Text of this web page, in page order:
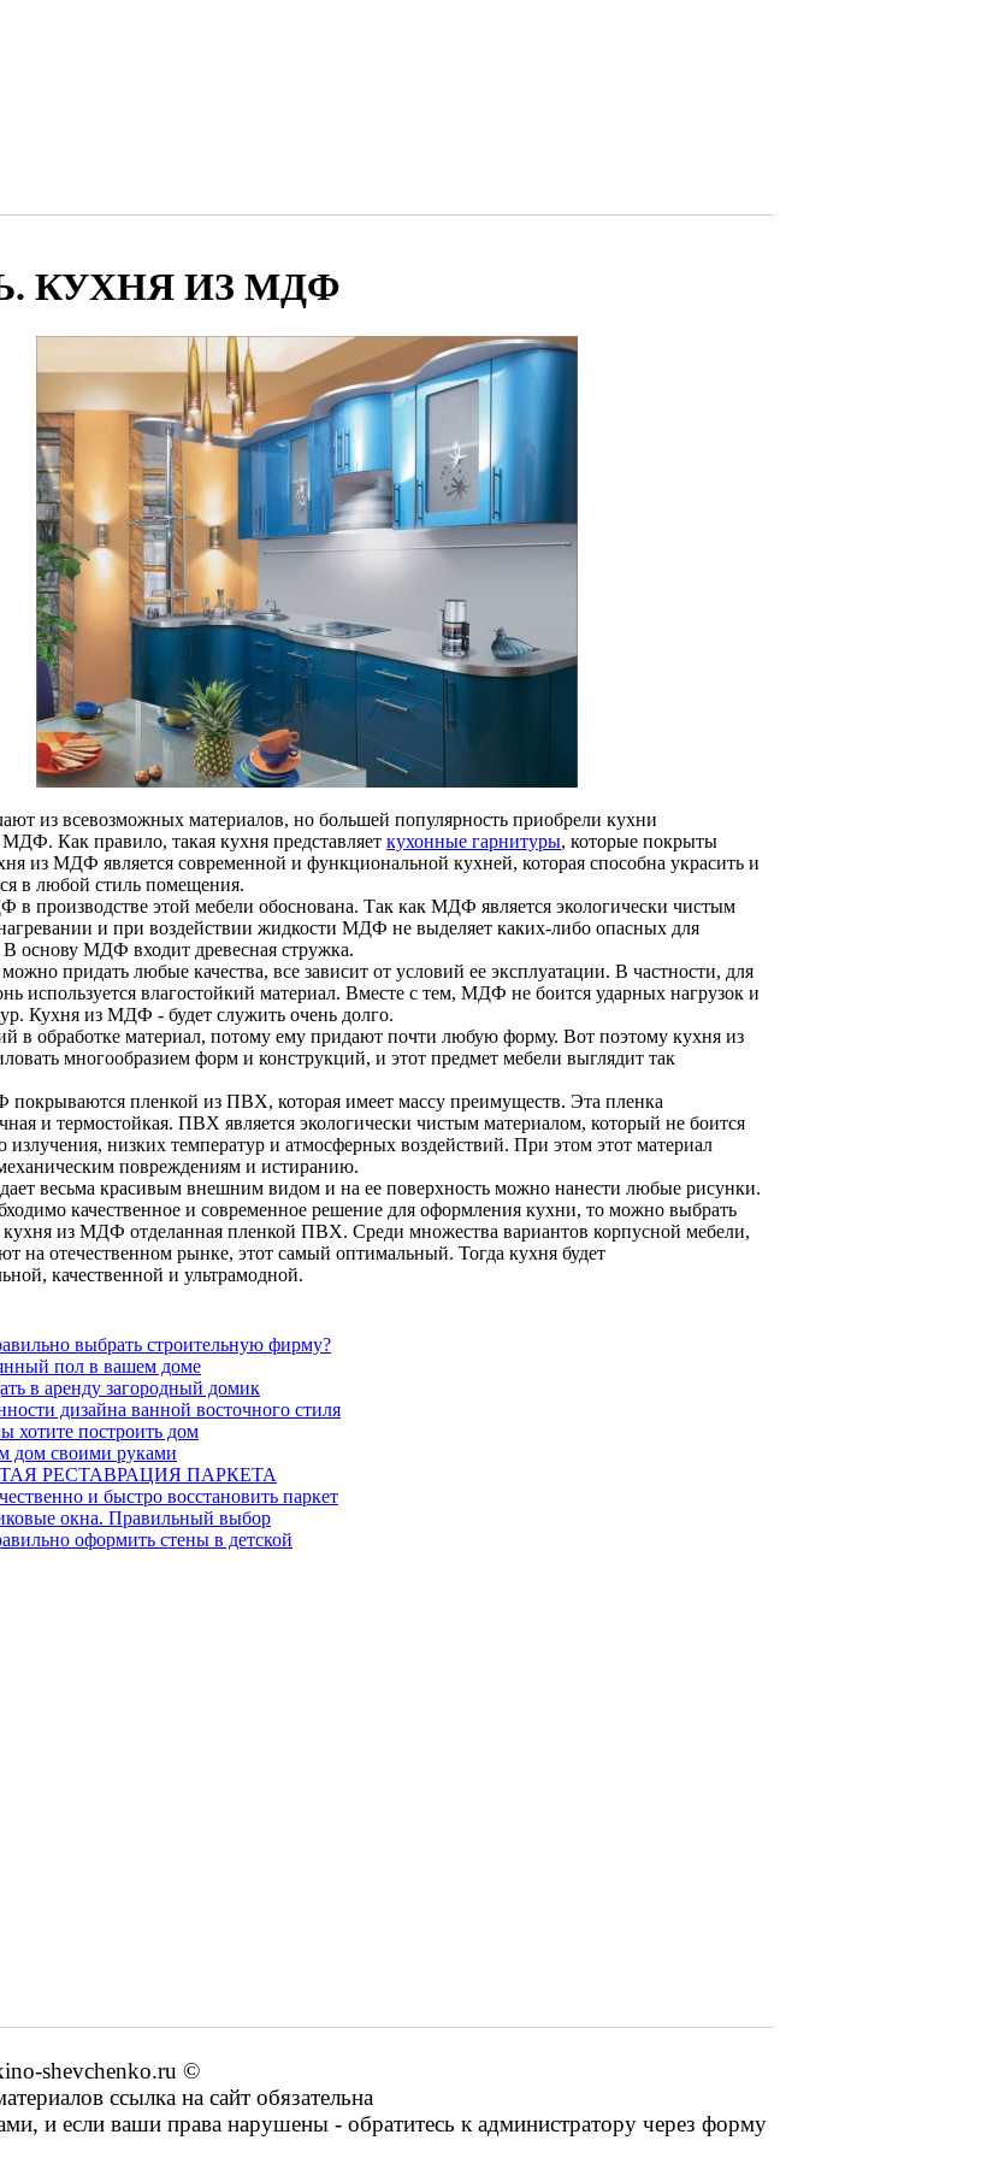
КУХНЯ ИЗ МДФ
из всевозможных материалов, но большей популярность приобрели кухни
Как правило, такая кухня представляет кухонные гарнитуры, которые покрыты
из МДФ является современной и функциональной кухней, которая способна украсить и
в любой стиль помещения.
в производстве этой мебели обоснована. Так как МДФ является экологически чистым
и при воздействии жидкости МДФ не выделяет каких-либо опасных для
В основу МДФ входит древесная стружка.
придать любые качества, все зависит от условий ее эксплуатации. В частности, для
используется влагостойкий материал. Вместе с тем, МДФ не боится ударных нагрузок и
Кухня из МДФ - будет служить очень долго.
в обработке материал, потому ему придают почти любую форму. Вот поэтому кухня из
многообразием форм и конструкций, и этот предмет мебели выглядит так
пленкой из ПВХ, которая имеет массу преимуществ. Эта пленка
и термостойкая. ПВХ является экологически чистым материалом, который не боится
излучения, низких температур и атмосферных воздействий. При этом этот материал
повреждениям и истиранию.
весьма красивым внешним видом и на ее поверхность можно нанести любые рисунки.
качественное и современное решение для оформления кухни, то можно выбрать
кухня из МДФ отделанная пленкой ПВХ. Среди множества вариантов корпусной мебели,
на отечественном рынке, этот самый оптимальный. Тогда кухня будет
качественной и ультрамодной.
выбрать строительную фирму?
пол в вашем доме
в аренду загородный домик
дизайна ванной восточного стиля
хотите построить дом
дом своими руками
РЕСТАВРАЦИЯ ПАРКЕТА
и быстро восстановить паркет
окна. Правильный выбор
оформить стены в детской
shevchenko.ru ©
ссылка на сайт обязательна
и если ваши права нарушены - обратитесь к администратору через форму